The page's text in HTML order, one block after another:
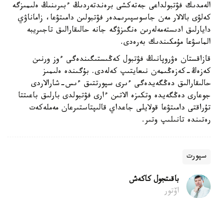
الەمدىك فۋتبولداعى جەتەكشى برەندتەردىڭ ءبىرىنىڭ ەلىمىزگە
كەلۋى بالالار مەن جاسوسپىرىمدەر فۋتبولىن دامىتۋعا، زاماناۋي
دايارلىق ادىستەمەلەرىن ەنگىزۋگە جانە حالىقارالىق تاجىريبە
الماسۋعا مۇمكىندىك بەرەدى.
قازاقستان ەۋروپانىڭ فۋتبول كەڭىستىگىندەگى ءوز ورنىن
كەزەڭ-كەزەڭىمەن نىعايتىپ كەلەدى. بۇگىندە ەلىمىز
حالىقارالىق دەڭگەيدەگى ءىرى سپورتتىق ءىس-شارالاردى
جوعارى دەڭگەيدە وتكىزە الاتىن ءارى فۋتبولدى بارلىق باعىتتا
تۇراقتى دامىتۋعا قولايلى جاعداي قالىپتاستىرعان مەملەكەت
رەتىندە تانىلىپ وتىر.
سپورت
باقىتجول كاكەش
اۆتور